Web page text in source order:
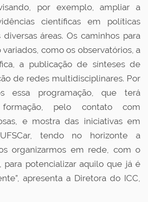
por exemplo, ampliar a
científicas em políticas
áreas. Os caminhos para
variados, como os observatórios, a
a publicação de sínteses de
de redes multidisciplinares. Por
essa programação, que terá
pelo contato com
e mostra das iniciativas em
tendo no horizonte a
organizarmos em rede, com o
para potencializar aquilo que já é
apresenta a Diretora do ICC,